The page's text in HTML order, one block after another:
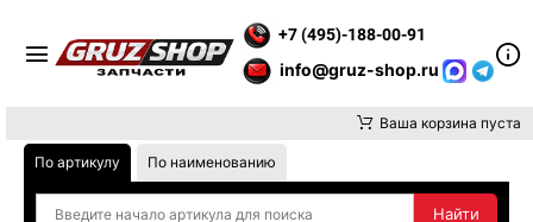
+7 (495)-188-00-91
info@gruz-shop.ru
Ваша корзина пуста
По артикулу По наименованию